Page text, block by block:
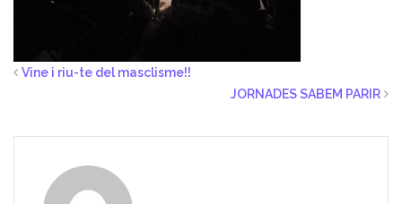
Vine i riu-te del masclisme!!
JORNADES SABEM PARIR